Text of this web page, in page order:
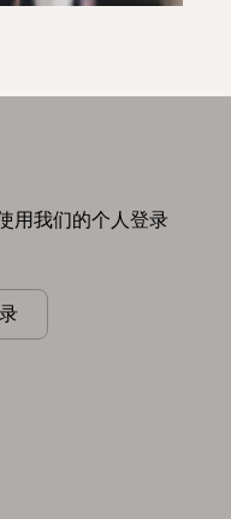
用我们的个人登录